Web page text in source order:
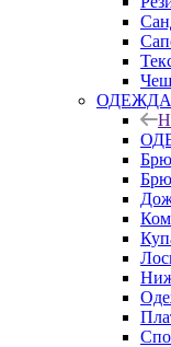
ОДЕЖДА